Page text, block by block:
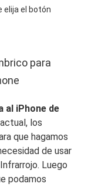
elija el botón
para
al iPhone de
los
que hagamos
de usar
Luego
podamos